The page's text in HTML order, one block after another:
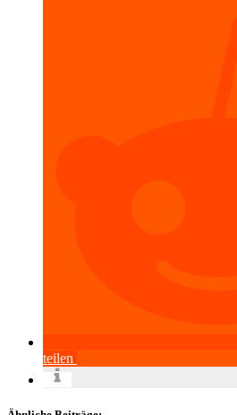
teilen